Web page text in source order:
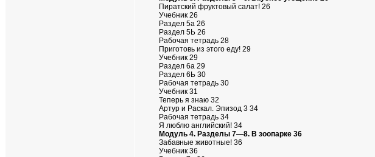
Пиратский фруктовый салат! 26
Учебник 26
Раздел 5а 26
Раздел 5Ь 26
Рабочая тетрадь 28
Приготовь из этого еду! 29
Учебник 29
Раздел 6а 29
Раздел 6Ь 30
Рабочая тетрадь 30
Учебник 31
Теперь я знаю 32
Артур и Раскал. Эпизод 3 34
Рабочая тетрадь 34
Я люблю английский! 34
Модуль 4. Разделы 7—8. В зоопарке 36
Забавные животные! 36
Учебник 36